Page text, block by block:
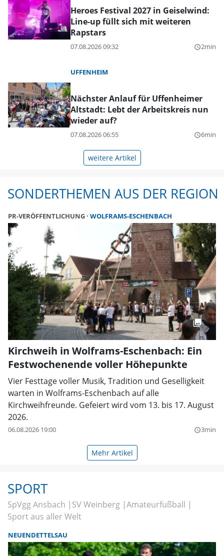
Heroes Festival 2027 in Geiselwind:
Line-up füllt sich mit weiteren
Rapstars
07.08.2026 09:32 query_builder2min
UFFENHEIM
Nächster Anlauf für Uffenheimer
Altstadt: Lebt der Arbeitskreis nun
wieder auf?
07.08.2026 06:55 query_builder6min
weitere Artikel
SONDERTHEMEN AUS DER REGION
PR-VERÖFFENTLICHUNG WOLFRAMS-ESCHENBACH
Kirchweih in Wolframs-Eschenbach: Ein
Festwochenende voller Höhepunkte
Vier Festtage voller Musik, Tradition und Geselligkeit
warten in Wolframs-Eschenbach auf alle
Kirchweihfreunde. Gefeiert wird vom 13. bis 17. August
2026.
06.08.2026 19:00 query_builder3min
Mehr Artikel
SPORT
SpVgg Ansbach SV Weinberg Amateurfußball
Sport aus aller Welt
NEUENDETTELSAU